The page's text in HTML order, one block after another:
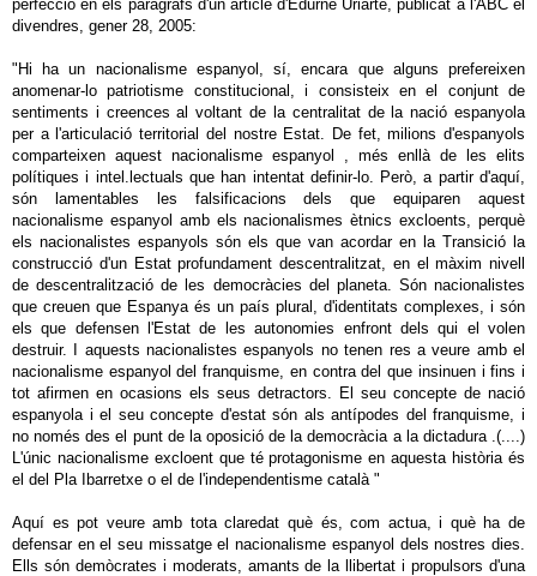
perfecció en els paràgrafs d'un article d'Edurne Uriarte, publicat a l'ABC el
divendres, gener 28, 2005:
"Hi ha un nacionalisme espanyol, sí, encara que alguns prefereixen
anomenar-lo patriotisme constitucional, i consisteix en el conjunt de
sentiments i creences al voltant de la centralitat de la nació espanyola
per a l'articulació territorial del nostre Estat. De fet, milions d'espanyols
comparteixen aquest nacionalisme espanyol , més enllà de les elits
polítiques i intel.lectuals que han intentat definir-lo. Però, a partir d'aquí,
són lamentables les falsificacions dels que equiparen aquest
nacionalisme espanyol amb els nacionalismes ètnics excloents, perquè
els nacionalistes espanyols són els que van acordar en la Transició la
construcció d'un Estat profundament descentralitzat, en el màxim nivell
de descentralització de les democràcies del planeta. Són nacionalistes
que creuen que Espanya és un país plural, d'identitats complexes, i són
els que defensen l'Estat de les autonomies enfront dels qui el volen
destruir. I aquests nacionalistes espanyols no tenen res a veure amb el
nacionalisme espanyol del franquisme, en contra del que insinuen i fins i
tot afirmen en ocasions els seus detractors. El seu concepte de nació
espanyola i el seu concepte d'estat són als antípodes del franquisme, i
no només des el punt de la oposició de la democràcia a la dictadura .(....)
L'únic nacionalisme excloent que té protagonisme en aquesta història és
el del Pla Ibarretxe o el de l'independentisme català "
Aquí es pot veure amb tota claredat què és, com actua, i què ha de
defensar en el seu missatge el nacionalisme espanyol dels nostres dies.
Ells són demòcrates i moderats, amants de la llibertat i propulsors d'una